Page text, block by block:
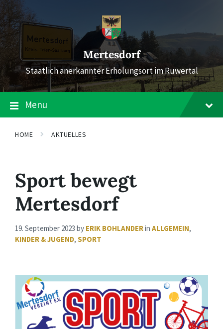
Skip
to
content
Skip
to
main
navigation
Skip
to
footer
Mertesdorf
Staatlich anerkannter Erholungsort im Ruwertal
Menu
HOME AKTUELLES
Sport bewegt
Mertesdorf
19. September 2023 by ERIK BOHLANDERin ALLGEMEIN,
KINDER & JUGEND, SPORT